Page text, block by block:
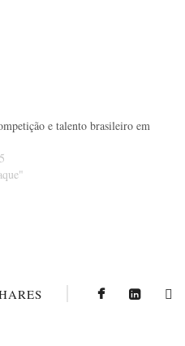
e talento brasileiro em